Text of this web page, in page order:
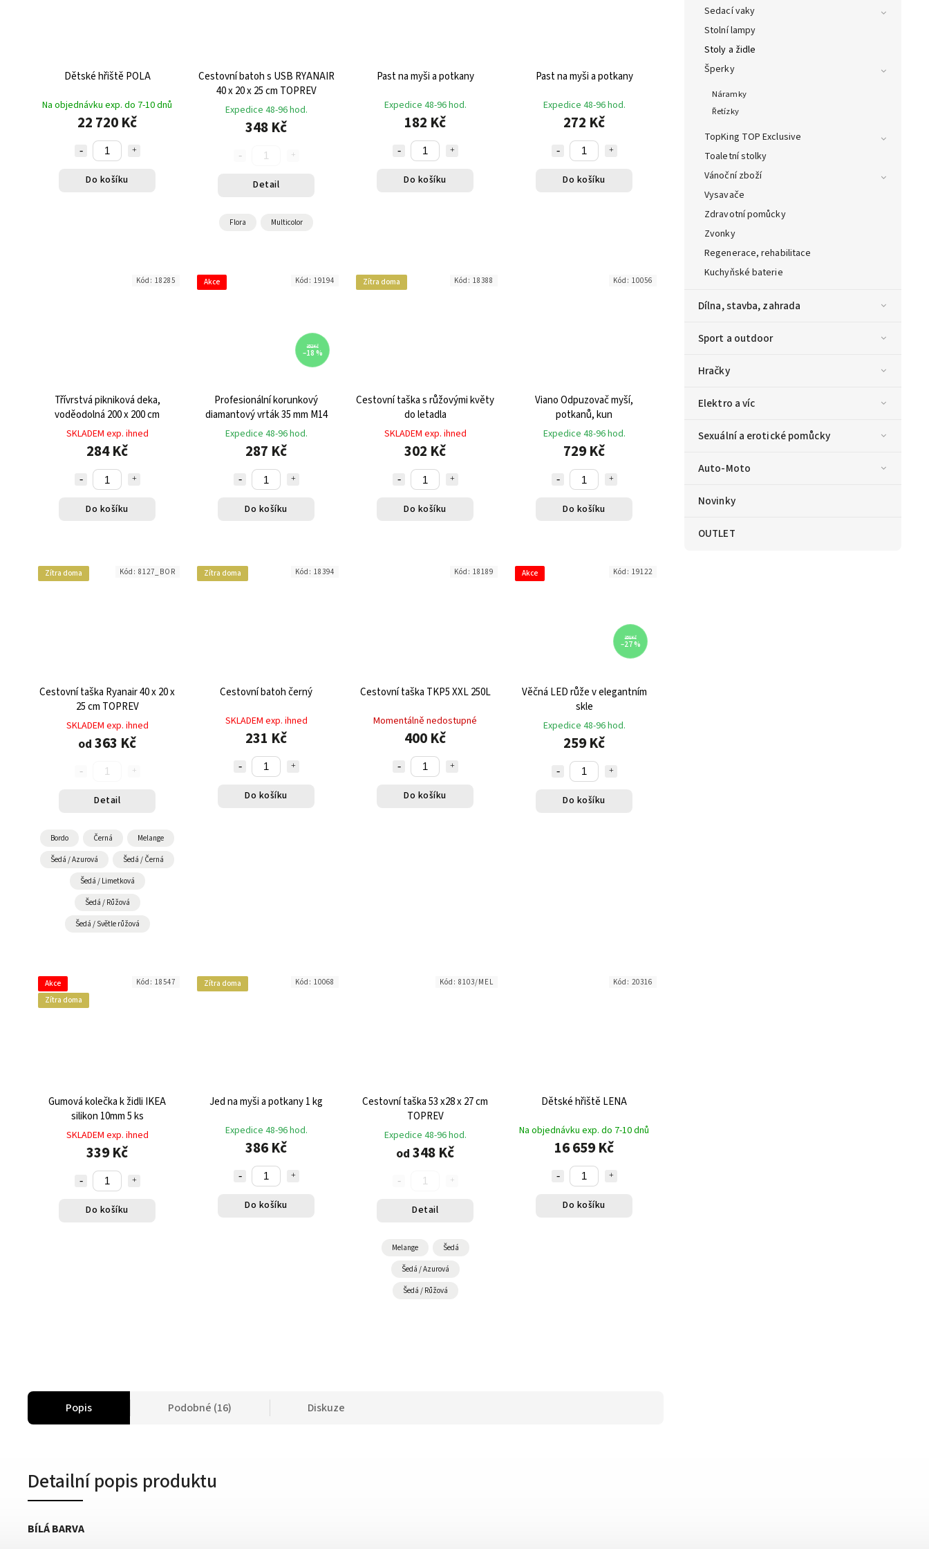
Sedací vaky
Stolní lampy
Stoly a židle
Šperky
Náramky
Řetízky
TopKing TOP Exclusive
Toaletní stolky
Vánoční zboží
Vysavače
Zdravotní pomůcky
Zvonky
Regenerace, rehabilitace
Kuchyňské baterie
Dílna, stavba, zahrada
Sport a outdoor
Hračky
Elektro a víc
Sexuální a erotické pomůcky
Auto-Moto
Novinky
OUTLET
Dětské hřiště POLA
Na objednávku exp. do 7-10 dnů
22 720 Kč
Do košíku
Cestovní batoh s USB RYANAIR
40 x 20 x 25 cm TOPREV
Expedice 48-96 hod.
348 Kč
Detail
Flora Multicolor
Past na myši a potkany
Expedice 48-96 hod.
182 Kč
Do košíku
Past na myši a potkany
Expedice 48-96 hod.
272 Kč
Do košíku
Třívrstvá pikniková deka,
voděodolná 200 x 200 cm
SKLADEM exp. ihned
284 Kč
Do košíku
Kód: 18285 Akce
352 Kč
–18 %
Profesionální korunkový
diamantový vrták 35 mm M14
Expedice 48-96 hod.
287 Kč
Do košíku
Kód: 19194 Zítra doma
Cestovní taška s růžovými květy
do letadla
SKLADEM exp. ihned
302 Kč
Do košíku
Kód: 18388
Viano Odpuzovač myší,
potkanů, kun
Expedice 48-96 hod.
729 Kč
Do košíku
Kód: 10056
Zítra doma
Cestovní taška Ryanair 40 x 20 x
25 cm TOPREV
SKLADEM exp. ihned
od 363 Kč
Detail
Bordo Černá Melange
Šedá / Azurová Šedá / Černá
Šedá / Limetková
Šedá / Růžová
Šedá / Světle růžová
Kód: 8127_BOR Zítra doma
Cestovní batoh černý
SKLADEM exp. ihned
231 Kč
Do košíku
Kód: 18394
Cestovní taška TKP5 XXL 250L
Momentálně nedostupné
400 Kč
Do košíku
Kód: 18189 Akce
358 Kč
–27 %
Věčná LED růže v elegantním
skle
Expedice 48-96 hod.
259 Kč
Do košíku
Kód: 19122
Akce
Zítra doma
Gumová kolečka k židli IKEA
silikon 10mm 5 ks
SKLADEM exp. ihned
339 Kč
Do košíku
Kód: 18547 Zítra doma
Jed na myši a potkany 1 kg
Expedice 48-96 hod.
386 Kč
Do košíku
Kód: 10068
Cestovní taška 53 x28 x 27 cm
TOPREV
Expedice 48-96 hod.
od 348 Kč
Detail
Melange Šedá
Šedá / Azurová
Šedá / Růžová
Kód: 8103/MEL
Dětské hřiště LENA
Na objednávku exp. do 7-10 dnů
16 659 Kč
Do košíku
Kód: 20316
Popis Podobné (16) Diskuze
Detailní popis produktu
BÍLÁ BARVA